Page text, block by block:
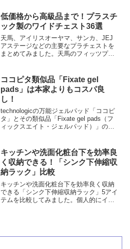
印良品のほうが価格は少し高いものの、
見た目や取り付けのしやすさでは優れて
いると言えます。
低価格から高級品まで！プラスチ
ック製のワイドチェスト36選
天馬、アイリスオーヤマ、サンカ、JEJ
アステージなどの主要なプラチェストを
まとめてみました。天馬のフィッツプラ
ヤマのウッドトップチェストHGも魅力的
です。
ココピタ類似品「Fixate gel
pads」は本家よりもコスパ良
し！
technologicの万能ジェルパッド「ココピ
タ」とその類似品「Fixate gel pads（フ
ィックスエイト・ジェルパッド）」の比
んど違いが感じられません。
キッチンや洗面化粧台下を効率良
く収納できる！「シンク下伸縮収
納ラック」比較
キッチンや洗面化粧台下を効率良く収納
できる「シンク下伸縮収納ラック」5アイ
テムを比較してみました。個人的にイチ